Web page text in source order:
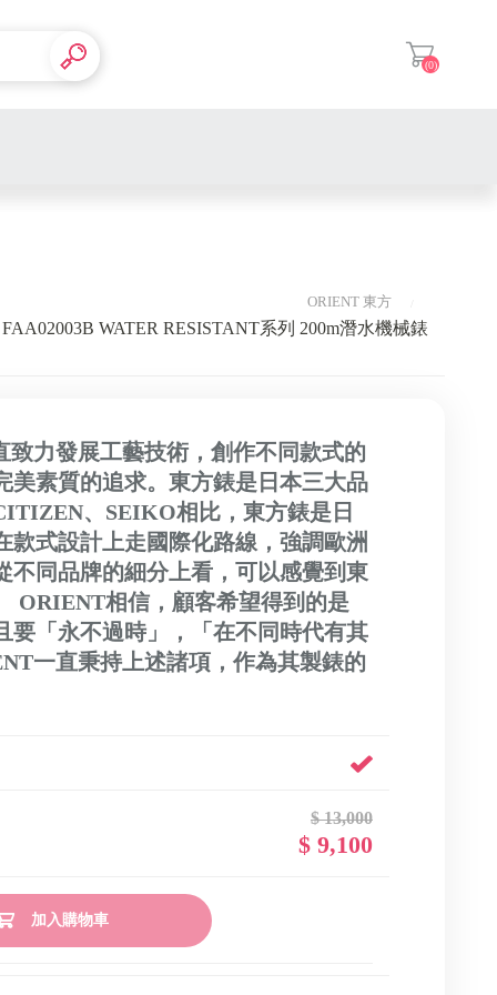
(0)
ORIENT 東方
WATER RESISTANT系列 200m潛水機械錶
致力發展工藝技術，創作不同款式的
美素質的追求。東方錶是日本三大品
、SEIKO相比，東方錶是日
款式設計上走國際化路線，強調歐洲
不同品牌的細分上看，可以感覺到東
ORIENT相信，顧客希望得到的是
要「永不過時」，「在不同時代有其
一直秉持上述諸項，作為其製錶的
$ 13,000
$ 9,100
加入購物車